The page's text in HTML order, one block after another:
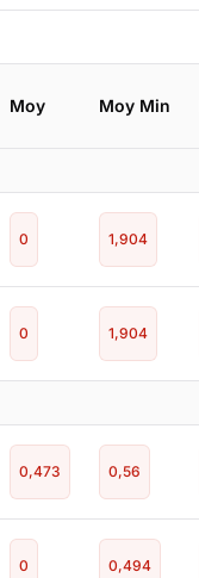
Moy Moy Min
0 1,904
0 1,904
0,473 0,56
0 0,494